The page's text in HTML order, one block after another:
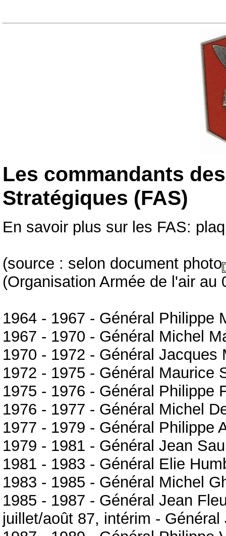
Les commandants
Stratégiques (FAS)
En savoir plus sur les FAS:
(source : selon document photo
(Organisation Armée de l'air au
1964 - 1967 - Général Philippe
1967 - 1970 - Général Michel
1970 - 1972 - Général
1972 - 1975 - Général Maurice
1975 - 1976 - Général Philippe
1976 - 1977 - Général Michel
1977 - 1979 - Général Philippe
1979 - 1981 - Général Jean
1981 - 1983 - Général Elie
1983 - 1985 - Général Michel
1985 - 1987 - Général Jean
juillet/août 87, intérim -